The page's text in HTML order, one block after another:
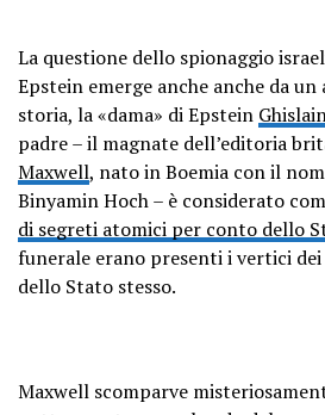
La questione dello spionaggio
Epstein emerge anche anche da
storia, la «dama» di Epstein
padre – il magnate dell’editoria
Maxwell, nato in Boemia con il
Binyamin Hoch – è considerato
di segreti atomici per conto dello
funerale erano presenti i vertici
dello Stato stesso.
Maxwell scomparve